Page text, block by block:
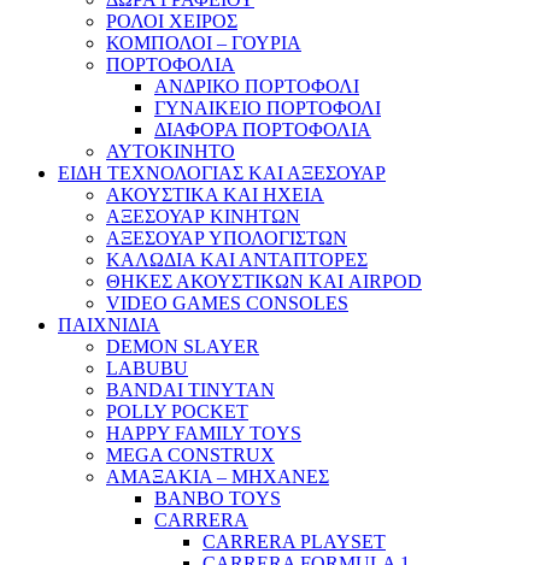
ΡΟΛΟΙ ΧΕΙΡΟΣ
ΚΟΜΠΟΛΟΙ – ΓΟΥΡΙΑ
ΠΟΡΤΟΦΟΛΙΑ
ΑΝΔΡΙΚΟ ΠΟΡΤΟΦΟΛΙ
ΓΥΝΑΙΚΕΙΟ ΠΟΡΤΟΦΟΛΙ
ΔΙΑΦΟΡΑ ΠΟΡΤΟΦΟΛΙΑ
ΑΥΤΟΚΙΝΗΤΟ
ΕΙΔΗ ΤΕΧΝΟΛΟΓΙΑΣ ΚΑΙ ΑΞΕΣΟΥΑΡ
ΑΚΟΥΣΤΙΚΑ ΚΑΙ ΗΧΕΙΑ
ΑΞΕΣΟΥΑΡ ΚΙΝΗΤΩΝ
ΑΞΕΣΟΥΑΡ ΥΠΟΛΟΓΙΣΤΩΝ
ΚΑΛΩΔΙΑ ΚΑΙ ΑΝΤΑΠΤΟΡΕΣ
ΘΗΚΕΣ ΑΚΟΥΣΤΙΚΩΝ ΚΑΙ AIRPOD
VIDEO GAMES CONSOLES
ΠΑΙΧΝΙΔΙΑ
DEMON SLAYER
LABUBU
BANDAI TINYTAN
POLLY POCKET
HAPPY FAMILY TOYS
MEGA CONSTRUX
ΑΜΑΞΑΚΙΑ – ΜΗΧΑΝΕΣ
BANBO TOYS
CARRERA
CARRERA PLAYSET